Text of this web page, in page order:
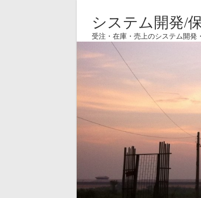
システム開発/
受注・在庫・売上のシステム開発